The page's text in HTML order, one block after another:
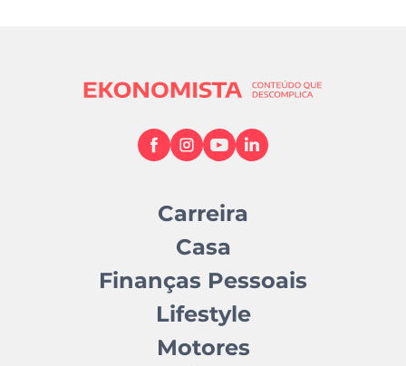
Carreira
Casa
Finanças Pessoais
Lifestyle
Motores